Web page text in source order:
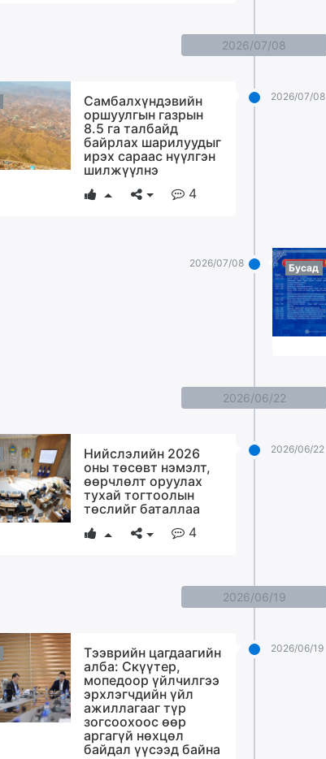
2026/07/08
2026/07/08
Самбалхүндэвийн
оршуулгын газрын
8.5 га талбайд
байрлах шарилуудыг
ирэх сараас нүүлгэн
шилжүүлнэ
4
2026/07/08 Бусад
2026/06/22
2026/06/22
Нийслэлийн 2026
оны төсөвт нэмэлт,
өөрчлөлт оруулах
тухай тогтоолын
төслийг баталлаа
4
2026/06/19
2026/06/19
Тээврийн цагдаагийн
алба: Скүүтер,
мопедоор үйлчилгээ
эрхлэгчдийн үйл
ажиллагааг түр
зогсоохоос өөр
аргагүй нөхцөл
байдал үүсээд байна